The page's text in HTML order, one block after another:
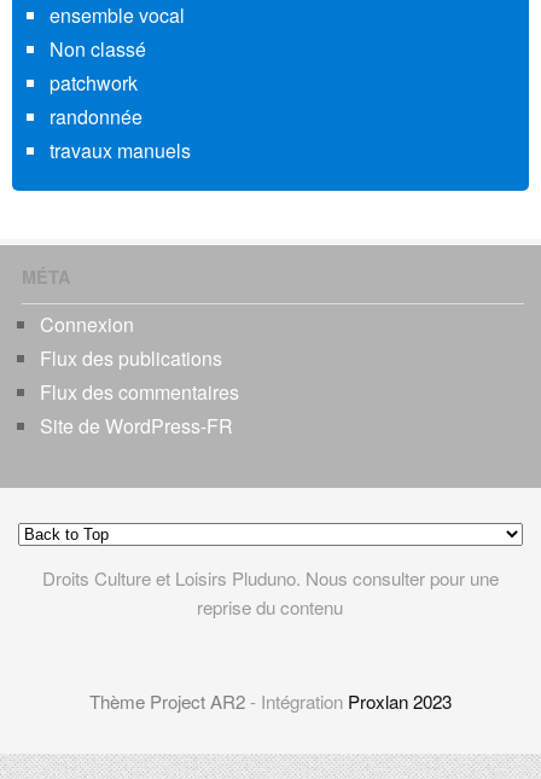
ensemble vocal
Non classé
patchwork
randonnée
travaux manuels
MÉTA
Connexion
Flux des publications
Flux des commentaires
Site de WordPress-FR
Droits Culture et Loisirs Pluduno. Nous consulter pour une
reprise du contenu
Thème Project AR2- Intégration Proxlan 2023